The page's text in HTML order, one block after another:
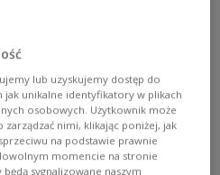
und Russlands
haben sich in
Alaska zu einem
getroffen. Beide
Unterredung als
wurde jedoch nicht
lub uzyskujemy dostęp do
unikalne identyfikatory w plikach
osobowych. Użytkownik może
nimi, klikając poniżej, jak
na podstawie prawnie
momencie na stronie
sygnalizowane naszym